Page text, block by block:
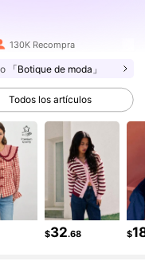
130K Recompra
「Botique de moda」
Todos los artículos
$32.68 $